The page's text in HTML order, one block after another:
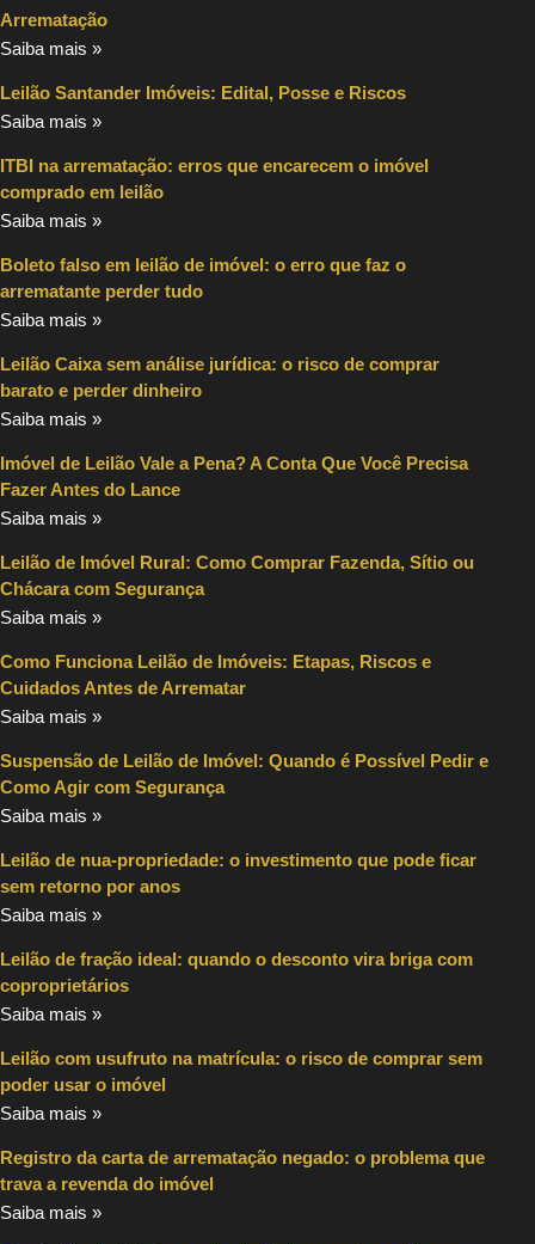
Arrematação
Saiba mais »
Leilão Santander Imóveis: Edital, Posse e Riscos
Saiba mais »
ITBI na arrematação: erros que encarecem o imóvel
comprado em leilão
Saiba mais »
Boleto falso em leilão de imóvel: o erro que faz o
arrematante perder tudo
Saiba mais »
Leilão Caixa sem análise jurídica: o risco de comprar
barato e perder dinheiro
Saiba mais »
Imóvel de Leilão Vale a Pena? A Conta Que Você Precisa
Fazer Antes do Lance
Saiba mais »
Leilão de Imóvel Rural: Como Comprar Fazenda, Sítio ou
Chácara com Segurança
Saiba mais »
Como Funciona Leilão de Imóveis: Etapas, Riscos e
Cuidados Antes de Arrematar
Saiba mais »
Suspensão de Leilão de Imóvel: Quando é Possível Pedir e
Como Agir com Segurança
Saiba mais »
Leilão de nua-propriedade: o investimento que pode ficar
sem retorno por anos
Saiba mais »
Leilão de fração ideal: quando o desconto vira briga com
coproprietários
Saiba mais »
Leilão com usufruto na matrícula: o risco de comprar sem
poder usar o imóvel
Saiba mais »
Registro da carta de arrematação negado: o problema que
trava a revenda do imóvel
Saiba mais »